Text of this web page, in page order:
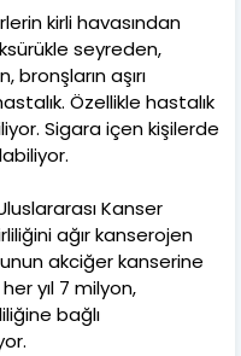
kirli havasından
seyreden,
bronşların aşırı
Özellikle hastalık
Sigara içen kişilerde
Kanser
ağır kanserojen
akciğer kanserine
yıl 7 milyon,
bağlı